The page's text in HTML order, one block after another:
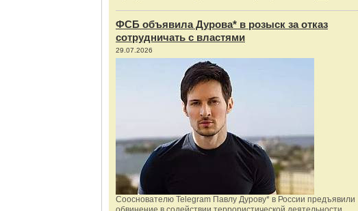
ФСБ объявила Дурова* в розыск за отказ
сотрудничать с властями
29.07.2026
Сооснователю Telegram Павлу Дурову* в России предъявили